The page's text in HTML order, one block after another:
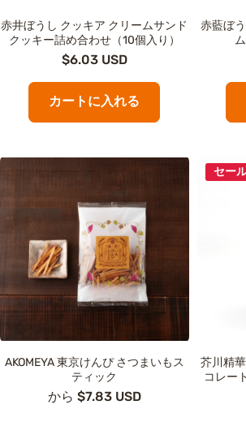
赤井ぼうし クッキア クリームサンド
クッキー詰め合わせ（10個入り）
$6.03 USD
カートに入れる
赤藍ぼ
AKOMEYA 東京けんぴ さつまいもス
ティック
から $7.83 USD
セー
芥川精
コレー